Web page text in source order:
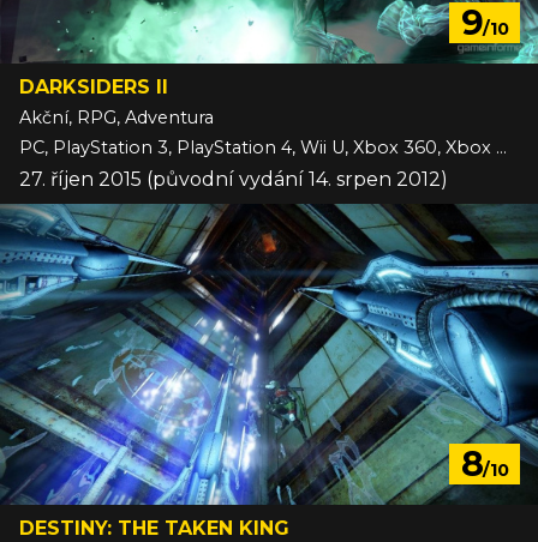
9/10
DARKSIDERS II
Akční, RPG, Adventura
PC, PlayStation 3, PlayStation 4, Wii U, Xbox 360, Xbox One
27. říjen 2015 (původní vydání 14. srpen 2012)
8/10
DESTINY: THE TAKEN KING